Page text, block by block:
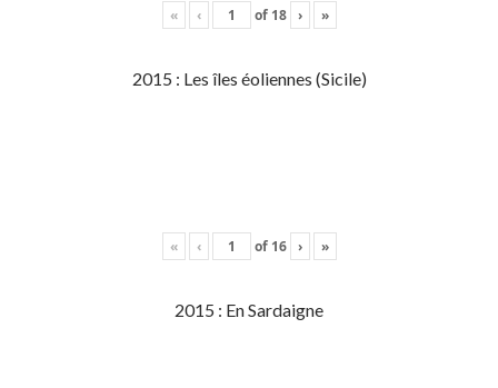
« ‹ of 18 › »
2015 : Les îles éoliennes (Sicile)
« ‹ of 16 › »
2015 : En Sardaigne